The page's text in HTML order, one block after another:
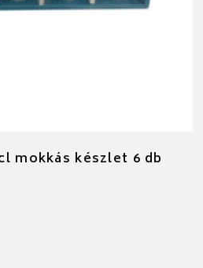
mokkás készlet 6 db